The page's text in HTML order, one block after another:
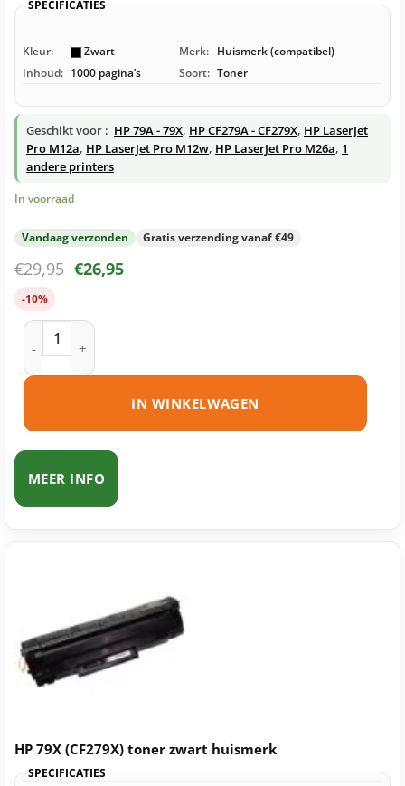
SPECIFICATIES
Kleur: Zwart Merk: Huismerk (compatibel)
Inhoud: 1000 pagina’s Soort: Toner
Geschikt voor : HP 79A - 79X, HP CF279A - CF279X, HP LaserJet
Pro M12a, HP LaserJet Pro M12w, HP LaserJet Pro M26a, 1
andere printers
In voorraad
Vandaag verzonden Gratis verzending vanaf €49
€29,95 €26,95
-10%
HP 79A (CF279A) toner zwart huismerk aantal
IN WINKELWAGEN
MEER INFO
HP 79X (CF279X) toner zwart huismerk
SPECIFICATIES